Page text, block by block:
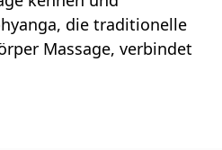
die traditionelle
Massage, verbindet